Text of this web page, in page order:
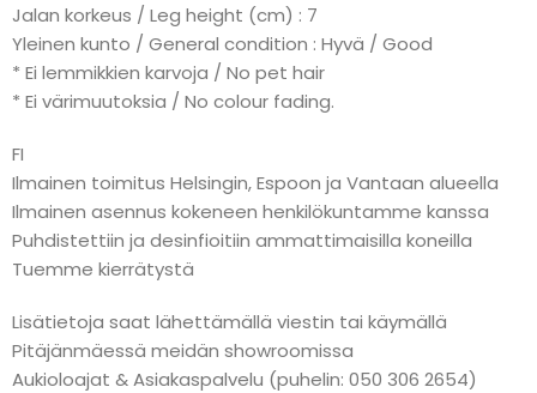
Jalan korkeus / Leg height (cm) : 7
Yleinen kunto / General condition : Hyvä / Good
* Ei lemmikkien karvoja / No pet hair
* Ei värimuutoksia / No colour fading.
FI
Ilmainen toimitus Helsingin, Espoon ja Vantaan alueella
Ilmainen asennus kokeneen henkilökuntamme kanssa
Puhdistettiin ja desinfioitiin ammattimaisilla koneilla
Tuemme kierrätystä
Lisätietoja saat lähettämällä viestin tai käymällä
Pitäjänmäessä meidän showroomissa
Aukioloajat & Asiakaspalvelu (puhelin: 050 306 2654)